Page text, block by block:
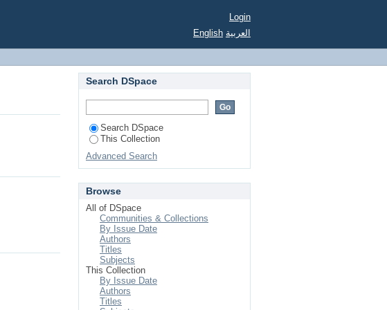
Login
English العربية
Search DSpace
Search DSpace
This Collection
Advanced Search
Browse
All of DSpace
Communities & Collections
By Issue Date
Authors
Titles
Subjects
This Collection
By Issue Date
Authors
Titles